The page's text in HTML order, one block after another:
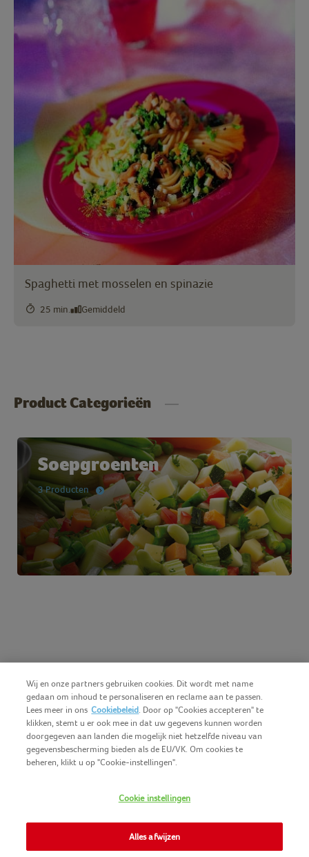
Spaghetti met mosselen en spinazie
25 min. Gemiddeld
Product Categorieën
Soepgroenten
3 Producten
COPYRIGHT IGLO 2025
CONTACTEER ONS
COOKIE-POLICY
NOMAD FOODS
Wij en onze partners gebruiken cookies. Dit wordt met name
gedaan om inhoud te personaliseren en reclame aan te passen.
Lees meer in ons Cookiebeleid. Door op "Cookies accepteren" te
klikken, stemt u er ook mee in dat uw gegevens kunnen worden
doorgegeven aan landen die mogelijk niet hetzelfde niveau van
gegevensbescherming bieden als de EU/VK. Om cookies te
beheren, klikt u op "Cookie-instellingen".
Cookie instellingen
Alles afwijzen